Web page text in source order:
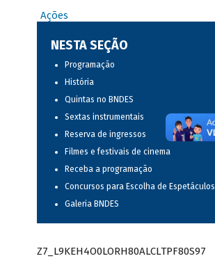
Ações
NESTA SEÇÃO
Programação
História
Quintas no BNDES
Sextas instrumentais
Reserva de ingressos
Filmes e festivais de cinema
Receba a programação
Concursos para Escolha de
Galeria BNDES
Z7_L9KEH4O0LORH80ALCLTPF80S97